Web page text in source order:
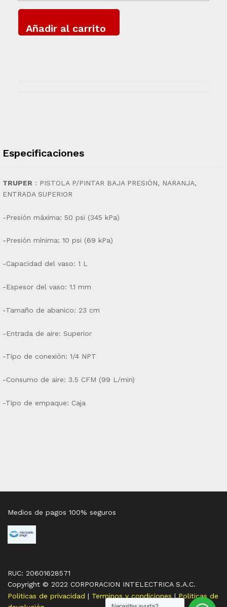
Añadir al carrito
Especificaciones
TRUPER : PISTOLA P/PINTAR BAJA PRESIÓN, NARANJA,
ENTRADA SUPERIOR
-Presión máxima: 50 psi (345 kPa)
-Presión mínima: 10 psi (69 kPa)
-Capacidad del vaso: 1 L
-Espesor del vaso: 1.1 mm
-Tamaño de abanico: 23 cm
-Entrada de aire: Superior
-Tipo de conexión: 1/4 NPT
-Consumo de aire: 3.5 CFM (99 L/min)
-Tipo de empaque: Caja
RUC: 20601628571
Copyright © 2022 CORPORACION INTELECTRICA S.A.C.
Medios de pagos 100% seguros
Politicas de privacidad | Terminos y condiciones | Politicas de